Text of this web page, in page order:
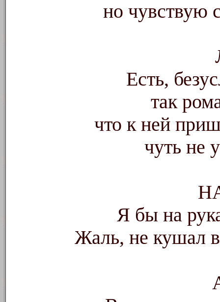
но чувствую
Есть,
так
что к ней
чуть не
Я бы на
Жаль, не кушал